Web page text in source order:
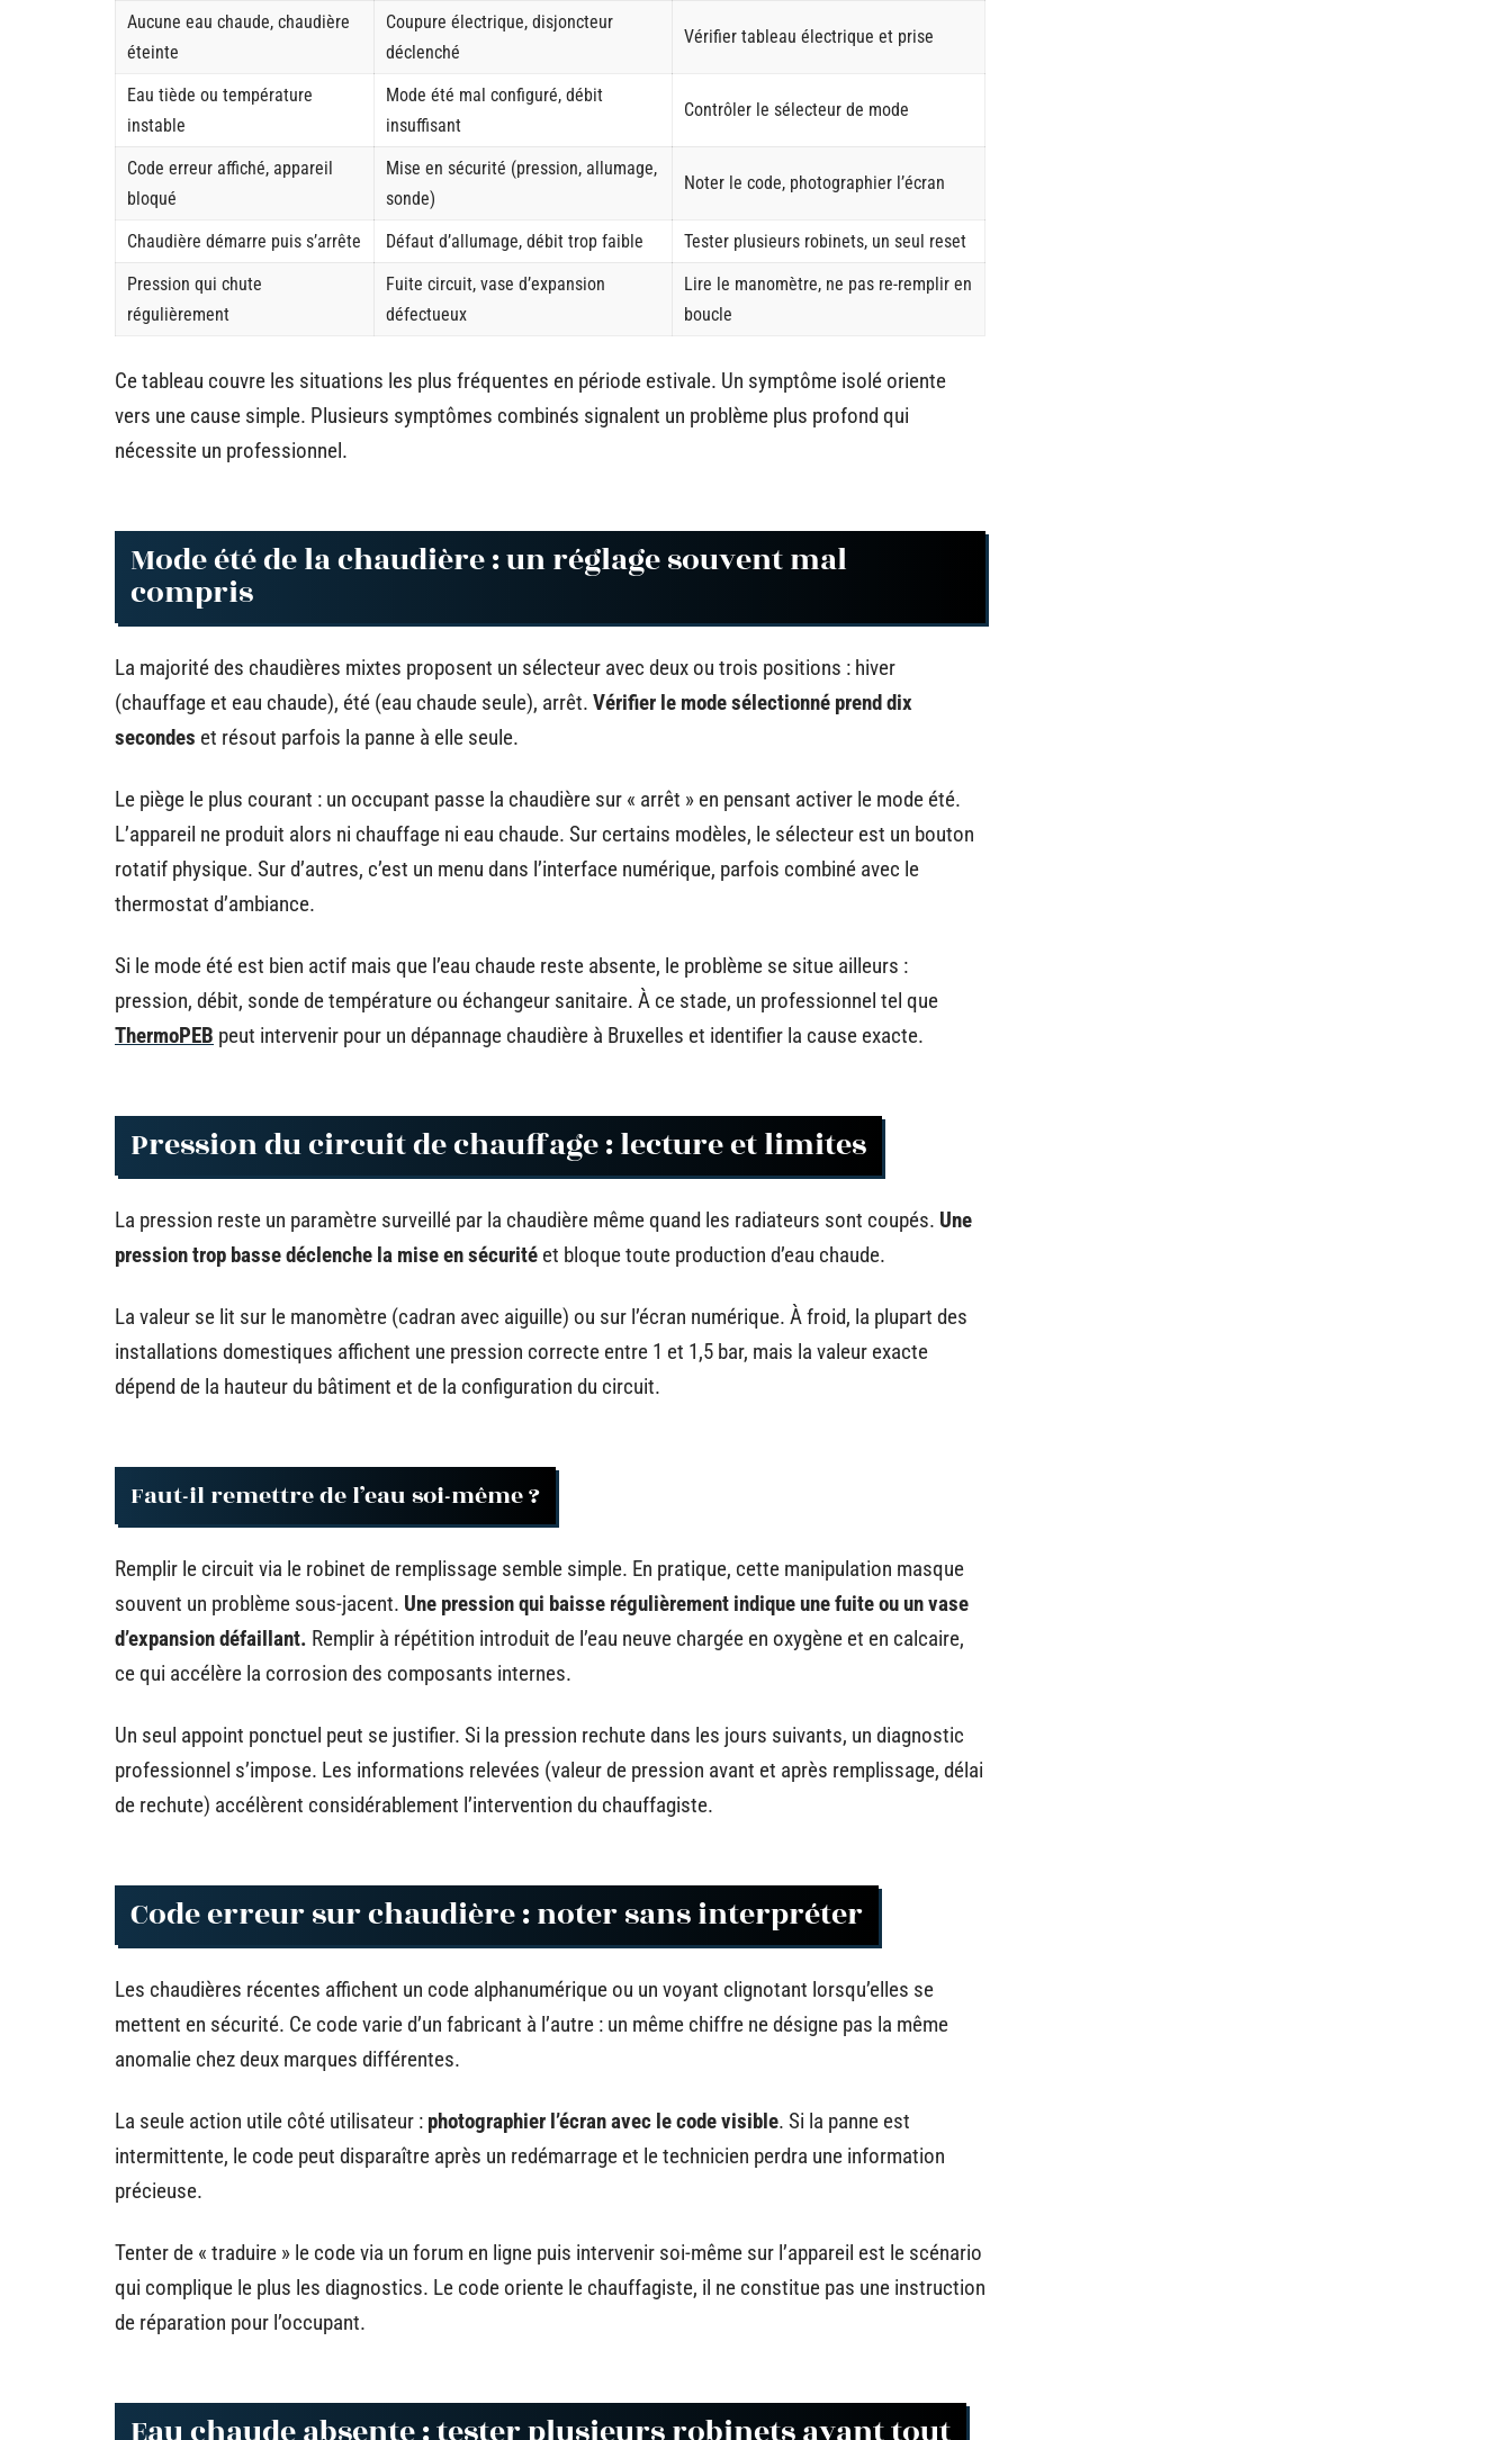
Aucune eau chaude, chaudière
éteinte
Coupure électrique, disjoncteur
déclenché
Vérifier tableau électrique et prise
Eau tiède ou température
instable
Mode été mal configuré, débit
insuffisant
Contrôler le sélecteur de mode
Code erreur affiché, appareil
bloqué
Mise en sécurité (pression, allumage,
sonde)
Noter le code, photographier l’écran
Chaudière démarre puis s’arrête Défaut d’allumage, débit trop faible
Tester plusieurs robinets, un seul reset
Pression qui chute
régulièrement
Fuite circuit, vase d’expansion
défectueux
Lire le manomètre, ne pas re-remplir en
boucle
Ce tableau couvre les situations les plus fréquentes en période estivale. Un symptôme isolé oriente
vers une cause simple. Plusieurs symptômes combinés signalent un problème plus profond qui
nécessite un professionnel.
Mode été de la chaudière : un réglage souvent mal
compris
La majorité des chaudières mixtes proposent un sélecteur avec deux ou trois positions : hiver
(chauffage et eau chaude), été (eau chaude seule), arrêt. Vérifier le mode sélectionné prend dix
secondes et résout parfois la panne à elle seule.
Le piège le plus courant : un occupant passe la chaudière sur « arrêt » en pensant activer le mode été.
L’appareil ne produit alors ni chauffage ni eau chaude. Sur certains modèles, le sélecteur est un bouton
rotatif physique. Sur d’autres, c’est un menu dans l’interface numérique, parfois combiné avec le
thermostat d’ambiance.
Si le mode été est bien actif mais que l’eau chaude reste absente, le problème se situe ailleurs :
pression, débit, sonde de température ou échangeur sanitaire. À ce stade, un professionnel tel que
ThermoPEB peut intervenir pour un dépannage chaudière à Bruxelles et identifier la cause exacte.
Pression du circuit de chauffage : lecture et limites
La pression reste un paramètre surveillé par la chaudière même quand les radiateurs sont coupés. Une
pression trop basse déclenche la mise en sécurité et bloque toute production d’eau chaude.
La valeur se lit sur le manomètre (cadran avec aiguille) ou sur l’écran numérique. À froid, la plupart des
installations domestiques affichent une pression correcte entre 1 et 1,5 bar, mais la valeur exacte
dépend de la hauteur du bâtiment et de la configuration du circuit.
Faut-il remettre de l’eau soi-même ?
Remplir le circuit via le robinet de remplissage semble simple. En pratique, cette manipulation masque
souvent un problème sous-jacent. Une pression qui baisse régulièrement indique une fuite ou un vase
d’expansion défaillant. Remplir à répétition introduit de l’eau neuve chargée en oxygène et en calcaire,
ce qui accélère la corrosion des composants internes.
Un seul appoint ponctuel peut se justifier. Si la pression rechute dans les jours suivants, un diagnostic
professionnel s’impose. Les informations relevées (valeur de pression avant et après remplissage, délai
de rechute) accélèrent considérablement l’intervention du chauffagiste.
Code erreur sur chaudière : noter sans interpréter
Les chaudières récentes affichent un code alphanumérique ou un voyant clignotant lorsqu’elles se
mettent en sécurité. Ce code varie d’un fabricant à l’autre : un même chiffre ne désigne pas la même
anomalie chez deux marques différentes.
La seule action utile côté utilisateur : photographier l’écran avec le code visible. Si la panne est
intermittente, le code peut disparaître après un redémarrage et le technicien perdra une information
précieuse.
Tenter de « traduire » le code via un forum en ligne puis intervenir soi-même sur l’appareil est le scénario
qui complique le plus les diagnostics. Le code oriente le chauffagiste, il ne constitue pas une instruction
de réparation pour l’occupant.